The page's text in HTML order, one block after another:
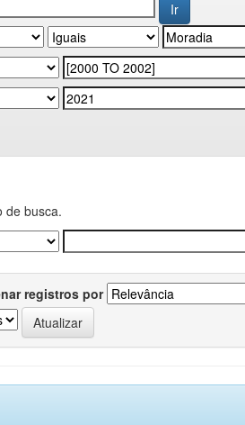
de busca.
registros por